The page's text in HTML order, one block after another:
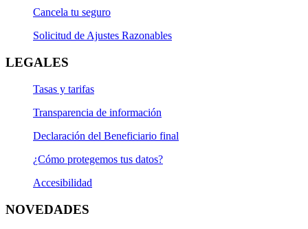
Cancela tu seguro
Solicitud de Ajustes Razonables
LEGALES
Tasas y tarifas
Transparencia de información
Declaración del Beneficiario final
¿Cómo protegemos tus datos?
Accesibilidad
NOVEDADES